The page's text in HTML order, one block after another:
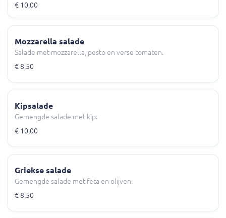
€ 10,00
Mozzarella salade
Salade met mozzarella, pesto en verse tomaten.
€ 8,50
Kipsalade
Gemengde salade met kip.
€ 10,00
Griekse salade
Gemengde salade met feta en olijven.
€ 8,50